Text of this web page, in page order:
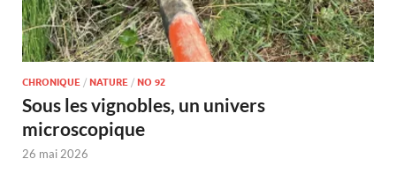
CHRONIQUE / NATURE / NO 92
Sous les vignobles, un univers
microscopique
26 mai 2026